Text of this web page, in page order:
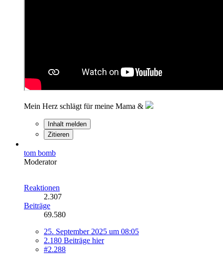
Mein Herz schlägt für meine Mama &
Inhalt melden
Zitieren
tom bomb
Moderator
Reaktionen
2.307
Beiträge
69.580
25. September 2025 um 08:05
2.180 Beiträge hier
#2.288